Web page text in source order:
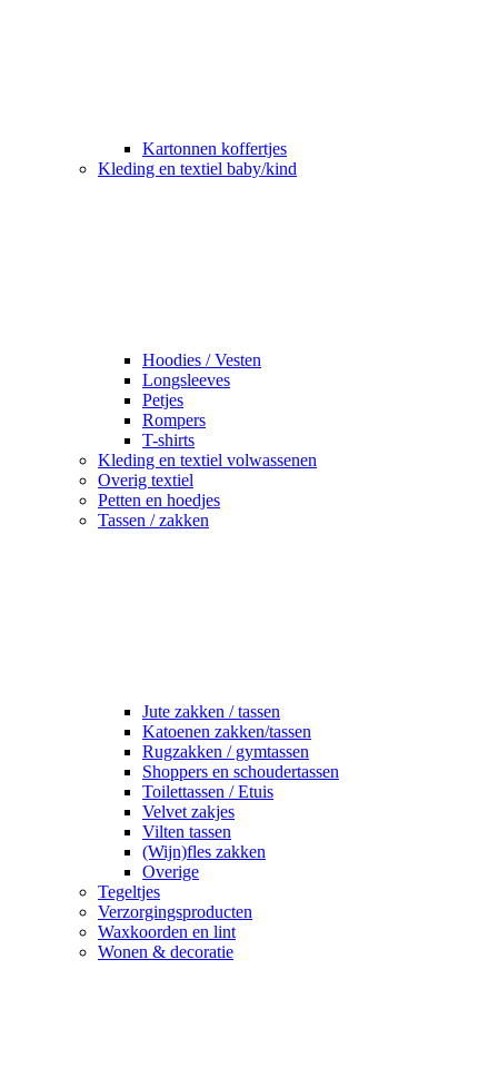
Kartonnen koffertjes
Kleding en textiel baby/kind
Hoodies / Vesten
Longsleeves
Petjes
Rompers
T-shirts
Kleding en textiel volwassenen
Overig textiel
Petten en hoedjes
Tassen / zakken
Jute zakken / tassen
Katoenen zakken/tassen
Rugzakken / gymtassen
Shoppers en schoudertassen
Toilettassen / Etuis
Velvet zakjes
Vilten tassen
(Wijn)fles zakken
Overige
Tegeltjes
Verzorgingsproducten
Waxkoorden en lint
Wonen & decoratie